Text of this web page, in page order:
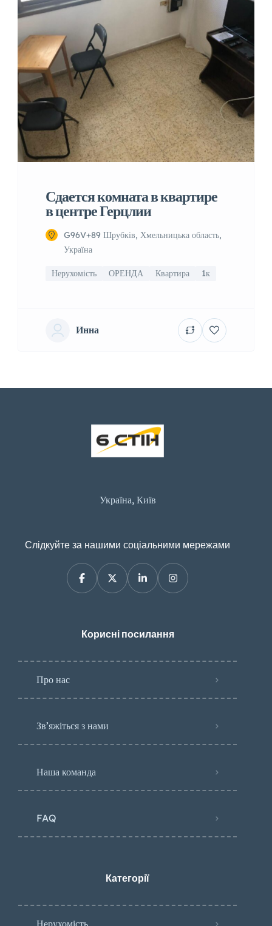
Сдается комната в квартире
в центре Герцлии
G96V+89 Шрубків, Хмельницька область,
Україна
Нерухомість ОРЕНДА Квартира 1к
Инна
Україна, Київ
Слідкуйте за нашими соціальними мережами
Корисні посилання
Про нас
Зв’яжіться з нами
Наша команда
FAQ
Категорії